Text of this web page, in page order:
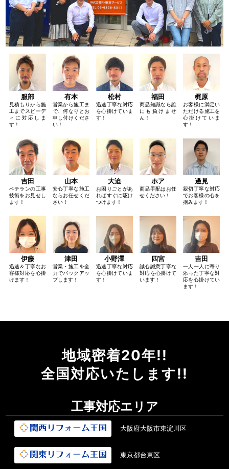
服部
見積もりから施
工までスピーデ
ィに対応しま
す！
有本
営業から施工ま
で、何なりとお
申し付けくださ
い！
松村
迅速丁寧な対応
を心掛けていま
す！
福田
商品知識なら誰
にも負けませ
ん！
梶原
お客様に満足い
ただける施工を
心掛けていま
す！
吉田
ベテランの工事
技術をお見せし
ます！
山本
安心丁寧な施工
ならお任せくだ
さい！
大迫
お困りごとがあ
ればすぐに駆け
つけます！
ホア
商品手配はお任
せください！
邊見
親切丁寧な対応
でお客様の心を
掴みます！
伊藤
迅速＆丁寧なお
客様対応を心掛
けます！
津田
営業・施工を全
力でバックアッ
プします！
小野澤
迅速丁寧な対応
を心掛けていま
す！
四宮
誠心誠意丁寧な
対応を心掛けて
います！
吉田
一人一人に寄り
添った丁寧な対
応を心掛けてい
ます！
地域密着20年!!
全国対応いたします!!
工事対応エリア
大阪府大阪市東淀川区
東京都台東区